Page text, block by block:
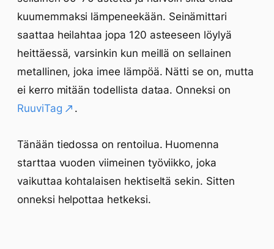
kuumemmaksi lämpeneekään. Seinämittari
saattaa heilahtaa jopa 120 asteeseen löylyä
heittäessä, varsinkin kun meillä on sellainen
metallinen, joka imee lämpöä. Nätti se on, mutta
ei kerro mitään todellista dataa. Onneksi on
RuuviTag
.
Tänään tiedossa on rentoilua. Huomenna
starttaa vuoden viimeinen työviikko, joka
vaikuttaa kohtalaisen hektiseltä sekin. Sitten
onneksi helpottaa hetkeksi.